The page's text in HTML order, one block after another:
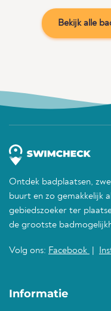
Bekijk alle
Ontdek badplaatsen,
buurt en zo gemakkelijk
gebiedszoeker ter
de grootste
Volg ons: Facebook
Informatie